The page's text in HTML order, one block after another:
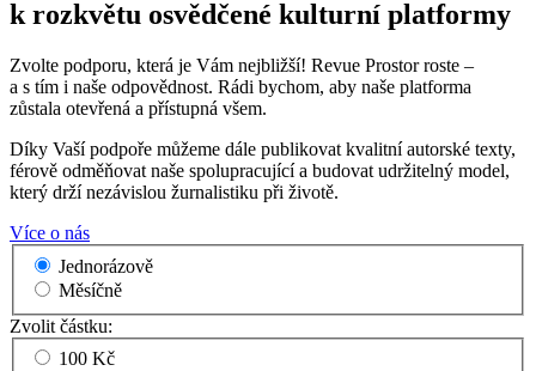
k rozkvětu osvědčené kulturní platformy
Zvolte podporu, která je Vám nejbližší! Revue Prostor roste –
a s tím i naše odpovědnost. Rádi bychom, aby naše platforma
zůstala otevřená a přístupná všem.
Díky Vaší podpoře můžeme dále publikovat kvalitní autorské texty,
férově odměňovat naše spolupracující a budovat udržitelný model,
který drží nezávislou žurnalistiku při životě.
Více o nás
Jednorázově
Měsíčně
Zvolit částku:
100 Kč